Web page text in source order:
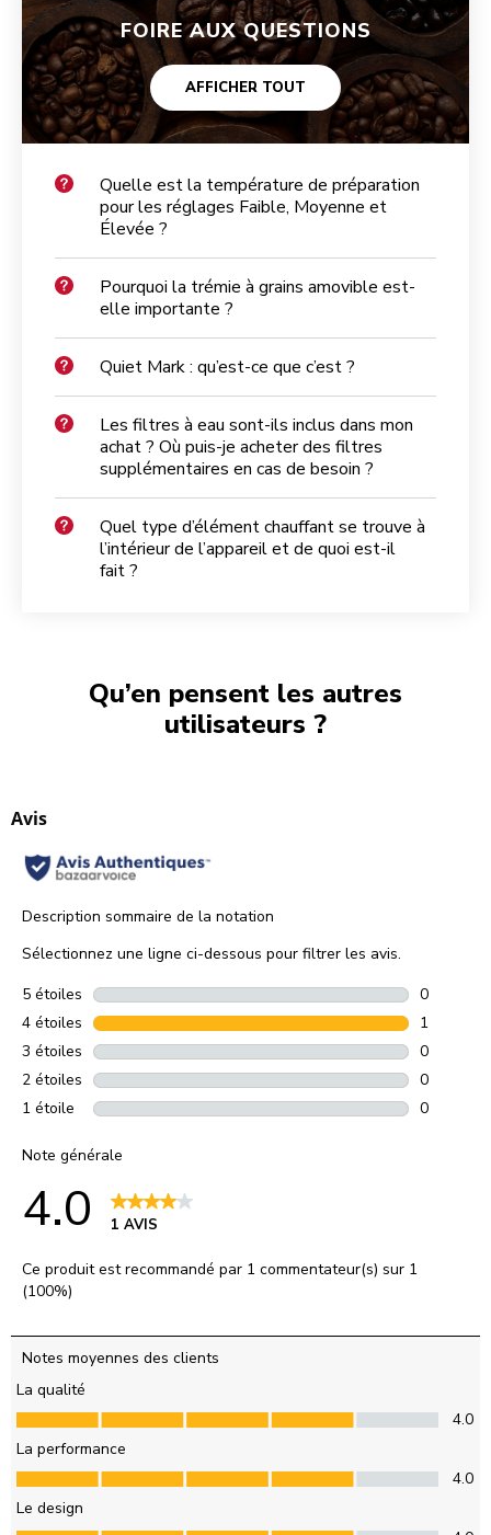
FOIRE AUX QUESTIONS
AFFICHER TOUT
Quelle est la température de préparation
pour les réglages Faible, Moyenne et
Élevée ?
Pourquoi la trémie à grains amovible est-
elle importante ?
Quiet Mark : qu’est-ce que c’est ?
Les filtres à eau sont-ils inclus dans mon
achat ? Où puis-je acheter des filtres
supplémentaires en cas de besoin ?
Quel type d’élément chauffant se trouve à
l’intérieur de l’appareil et de quoi est-il
fait ?
Qu’en pensent les autres
utilisateurs ?